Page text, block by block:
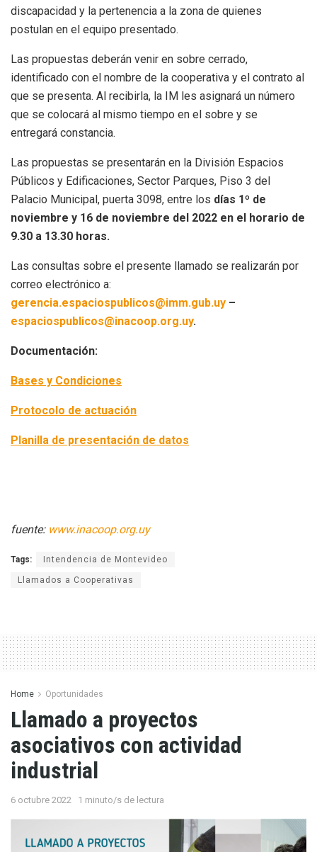
discapacidad y la pertenencia a la zona de quienes
postulan en el equipo presentado.
Las propuestas deberán venir en sobre cerrado,
identificado con el nombre de la cooperativa y el contrato al
que se presenta. Al recibirla, la IM les asignará un número
que se colocará al mismo tiempo en el sobre y se
entregará constancia.
Las propuestas se presentarán en la División Espacios
Públicos y Edificaciones, Sector Parques, Piso 3 del
Palacio Municipal, puerta 3098, entre los días 1º de
noviembre y 16 de noviembre del 2022 en el horario de
9.30 a 13.30 horas.
Las consultas sobre el presente llamado se realizarán por
correo electrónico a:
gerencia.espaciospublicos@imm.gub.uy –
espaciospublicos@inacoop.org.uy.
Documentación:
Bases y Condiciones
Protocolo de actuación
Planilla de presentación de datos
fuente: www.inacoop.org.uy
Tags: Intendencia de Montevideo
Llamados a Cooperativas
Home Oportunidades
Llamado a proyectos
asociativos con actividad
industrial
6 octubre 2022 1 minuto/s de lectura